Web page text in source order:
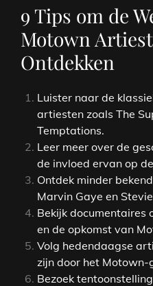
9 Tips om de
Motown
Ontdekken
Luister naar de
artiesten zoals The
Temptations.
Leer meer over de
de invloed ervan op
Ontdek minder
Marvin Gaye en
Bekijk documentaires
en de opkomst van
Volg hedendaagse
zijn door het Motown-
Bezoek